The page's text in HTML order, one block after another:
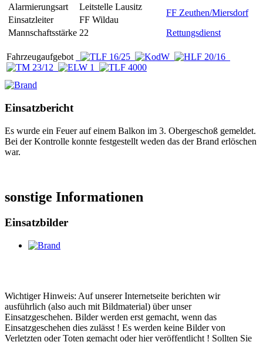
Alarmierungsart
Leitstelle Lausitz
Einsatzleiter
FF Wildau
Mannschaftsstärke 22
FF Zeuthen/Miersdorf
Rettungsdienst
Fahrzeugaufgebot
Einsatzbericht
Es wurde ein Feuer auf einem Balkon im 3. Obergeschoß gemeldet.
Bei der Kontrolle konnte festgestellt weden das der Brand erlöschen
war.
sonstige Informationen
Einsatzbilder
Wichtiger Hinweis: Auf unserer Internetseite berichten wir
ausführlich (also auch mit Bildmaterial) über unser
Einsatzgeschehen. Bilder werden erst gemacht, wenn das
Einsatzgeschehen dies zulässt ! Es werden keine Bilder von
Verletzten oder Toten gemacht oder hier veröffentlicht ! Sollten Sie